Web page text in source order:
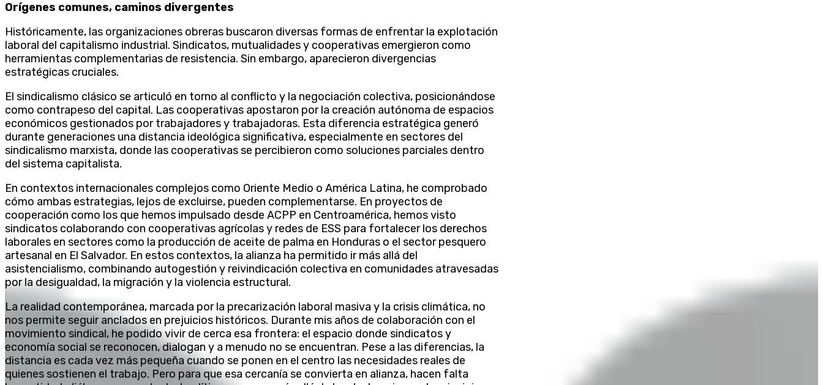
Orígenes comunes, caminos divergentes
Históricamente, las organizaciones obreras buscaron diversas formas de enfrentar la explotación
laboral del capitalismo industrial. Sindicatos, mutualidades y cooperativas emergieron como
herramientas complementarias de resistencia. Sin embargo, aparecieron divergencias
estratégicas cruciales.
El sindicalismo clásico se articuló en torno al conflicto y la negociación colectiva, posicionándose
como contrapeso del capital. Las cooperativas apostaron por la creación autónoma de espacios
económicos gestionados por trabajadores y trabajadoras. Esta diferencia estratégica generó
durante generaciones una distancia ideológica significativa, especialmente en sectores del
sindicalismo marxista, donde las cooperativas se percibieron como soluciones parciales dentro
del sistema capitalista.
En contextos internacionales complejos como Oriente Medio o América Latina, he comprobado
cómo ambas estrategias, lejos de excluirse, pueden complementarse. En proyectos de
cooperación como los que hemos impulsado desde ACPP en Centroamérica, hemos visto
sindicatos colaborando con cooperativas agrícolas y redes de ESS para fortalecer los derechos
laborales en sectores como la producción de aceite de palma en Honduras o el sector pesquero
artesanal en El Salvador. En estos contextos, la alianza ha permitido ir más allá del
asistencialismo, combinando autogestión y reivindicación colectiva en comunidades atravesadas
por la desigualdad, la migración y la violencia estructural.
La realidad contemporánea, marcada por la precarización laboral masiva y la crisis climática, no
nos permite seguir anclados en prejuicios históricos. Durante mis años de colaboración con el
movimiento sindical, he podido vivir de cerca esa frontera: el espacio donde sindicatos y
economía social se reconocen, dialogan y a menudo no se encuentran. Pese a las diferencias, la
distancia es cada vez más pequeña cuando se ponen en el centro las necesidades reales de
quienes sostienen el trabajo. Pero para que esa cercanía se convierta en alianza, hacen falta